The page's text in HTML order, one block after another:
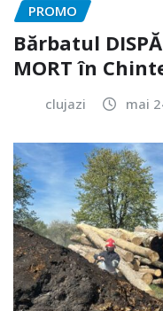
PROMO
Bărbatul
MORT în
clujazi mai